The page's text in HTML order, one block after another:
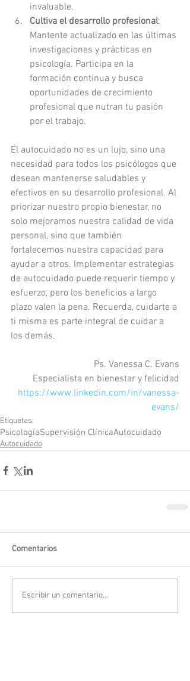
invaluable.
Cultiva el desarrollo profesional:
Mantente actualizado en las últimas
investigaciones y prácticas en
psicología. Participa en la
formación continua y busca
oportunidades de crecimiento
profesional que nutran tu pasión
por el trabajo.
El autocuidado no es un lujo, sino una
necesidad para todos los psicólogos que
desean mantenerse saludables y
efectivos en su desarrollo profesional. Al
priorizar nuestro propio bienestar, no
solo mejoramos nuestra calidad de vida
personal, sino que también
fortalecemos nuestra capacidad para
ayudar a otros. Implementar estrategias
de autocuidado puede requerir tiempo y
esfuerzo, pero los beneficios a largo
plazo valen la pena. Recuerda, cuidarte a
ti misma es parte integral de cuidar a
los demás.
Ps. Vanessa C. Evans
Especialista en bienestar y felicidad
https://www.linkedin.com/in/vanessa-
evans/
Etiquetas:
PsicologíaSupervisión ClínicaAutocuidado
Autocuidado
Comentarios
Escribir un comentario...